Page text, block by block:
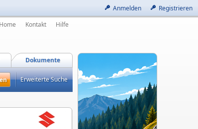
Anmelden Registrieren
Home Kontakt Hilfe
Dokumente
Erweiterte Suche